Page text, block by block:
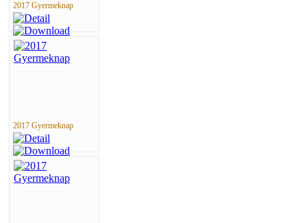
2017 Gyermeknap
2017 Gyermeknap